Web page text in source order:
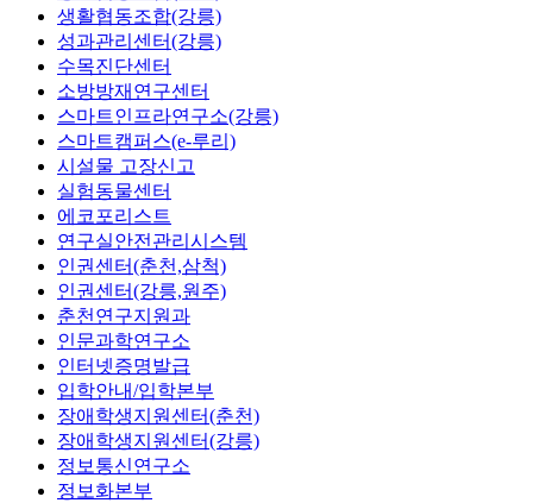
생활협동조합(강릉)
성과관리센터(강릉)
수목진단센터
소방방재연구센터
스마트인프라연구소(강릉)
스마트캠퍼스(e-루리)
시설물 고장신고
실험동물센터
에코포리스트
연구실안전관리시스템
인권센터(춘천,삼척)
인권센터(강릉,원주)
춘천연구지원과
인문과학연구소
인터넷증명발급
입학안내/입학본부
장애학생지원센터(춘천)
장애학생지원센터(강릉)
정보통신연구소
정보화본부